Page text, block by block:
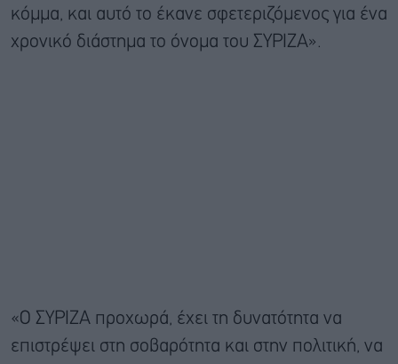
κόμμα, και αυτό το έκανε σφετεριζόμενος για ένα
χρονικό διάστημα το όνομα του ΣΥΡΙΖΑ».
«Ο ΣΥΡΙΖΑ προχωρά, έχει τη δυνατότητα να
επιστρέψει στη σοβαρότητα και στην πολιτική, να